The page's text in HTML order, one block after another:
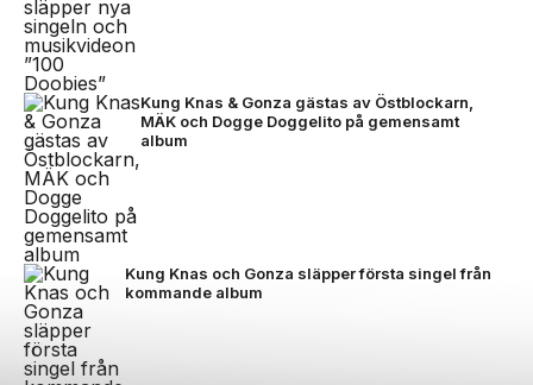
Kung Knas & Gonza gästas av Östblockarn,
MÄK och Dogge Doggelito på gemensamt
album
Kung Knas och Gonza släpper första singel från
kommande album